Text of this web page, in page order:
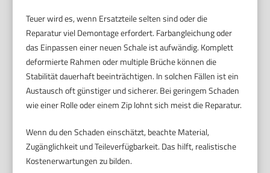
Teuer wird es, wenn Ersatzteile selten sind oder die
Reparatur viel Demontage erfordert. Farbangleichung oder
das Einpassen einer neuen Schale ist aufwändig. Komplett
deformierte Rahmen oder multiple Brüche können die
Stabilität dauerhaft beeinträchtigen. In solchen Fällen ist ein
Austausch oft günstiger und sicherer. Bei geringem Schaden
wie einer Rolle oder einem Zip lohnt sich meist die Reparatur.
Wenn du den Schaden einschätzt, beachte Material,
Zugänglichkeit und Teileverfügbarkeit. Das hilft, realistische
Kostenerwartungen zu bilden.